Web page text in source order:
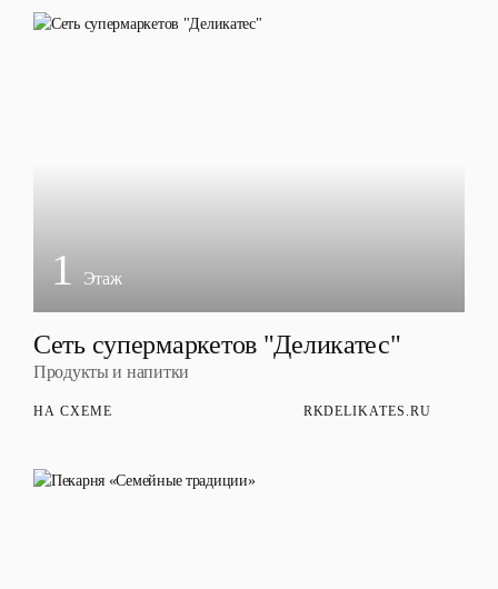
1 Этаж
Сеть супермаркетов "Деликатес"
Продукты и напитки
НА СХЕМЕ RKDELIKATES.RU